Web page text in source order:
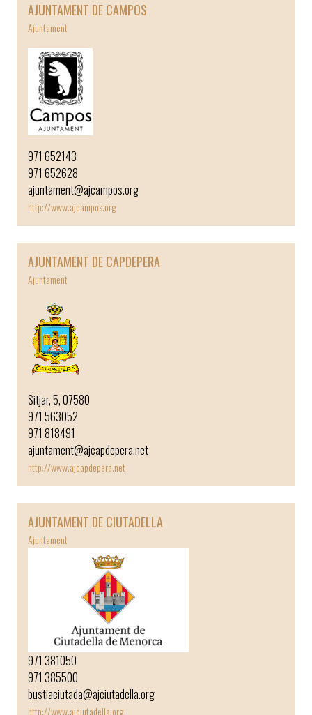
AJUNTAMENT DE CAMPOS
Ajuntament
971 652143
971 652628
ajuntament@ajcampos.org
http://www.ajcampos.org
AJUNTAMENT DE CAPDEPERA
Ajuntament
Sitjar, 5, 07580
971 563052
971 818491
ajuntament@ajcapdepera.net
http://www.ajcapdepera.net
AJUNTAMENT DE CIUTADELLA
Ajuntament
971 381050
971 385500
bustiaciutada@ajciutadella.org
http://www.ajciutadella.org